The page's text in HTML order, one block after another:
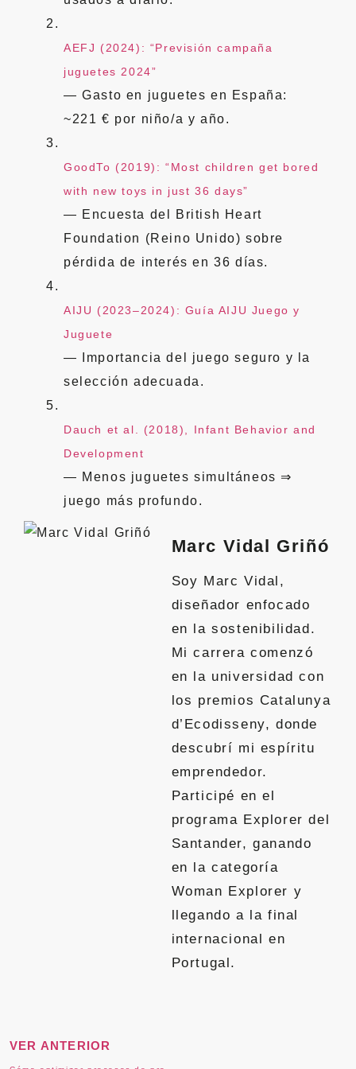
AEFJ (2024): “Previsión campaña
juguetes 2024”
— Gasto en juguetes en España:
~221 € por niño/a y año.
GoodTo (2019): “Most children get bored
with new toys in just 36 days”
— Encuesta del British Heart
Foundation (Reino Unido) sobre
pérdida de interés en 36 días.
AIJU (2023–2024): Guía AIJU Juego y
Juguete
— Importancia del juego seguro y la
selección adecuada.
Dauch et al. (2018), Infant Behavior and
Development
— Menos juguetes simultáneos ⇒
juego más profundo.
Marc Vidal Griñó
Soy Marc Vidal,
diseñador enfocado
en la sostenibilidad.
Mi carrera comenzó
en la universidad con
los premios Catalunya
d’Ecodisseny, donde
descubrí mi espíritu
emprendedor.
Participé en el
programa Explorer del
Santander, ganando
en la categoría
Woman Explorer y
llegando a la final
internacional en
Portugal.
VER ANTERIOR